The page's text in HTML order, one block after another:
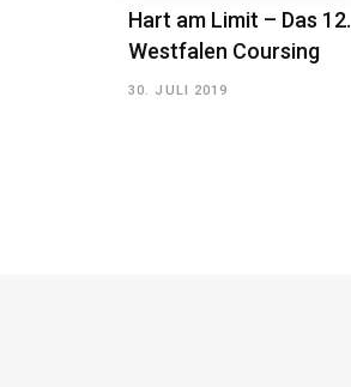
Hart am Limit – Das 12.
Westfalen Coursing
30. JULI 2019